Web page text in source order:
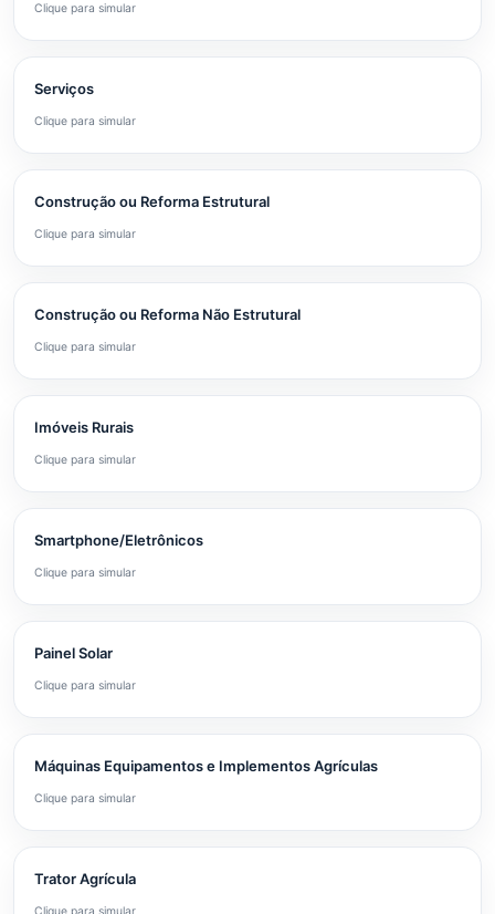
Clique para simular
Serviços
Clique para simular
Construção ou Reforma Estrutural
Clique para simular
Construção ou Reforma Não Estrutural
Clique para simular
Imóveis Rurais
Clique para simular
Smartphone/Eletrônicos
Clique para simular
Painel Solar
Clique para simular
Máquinas Equipamentos e Implementos Agrículas
Clique para simular
Trator Agrícula